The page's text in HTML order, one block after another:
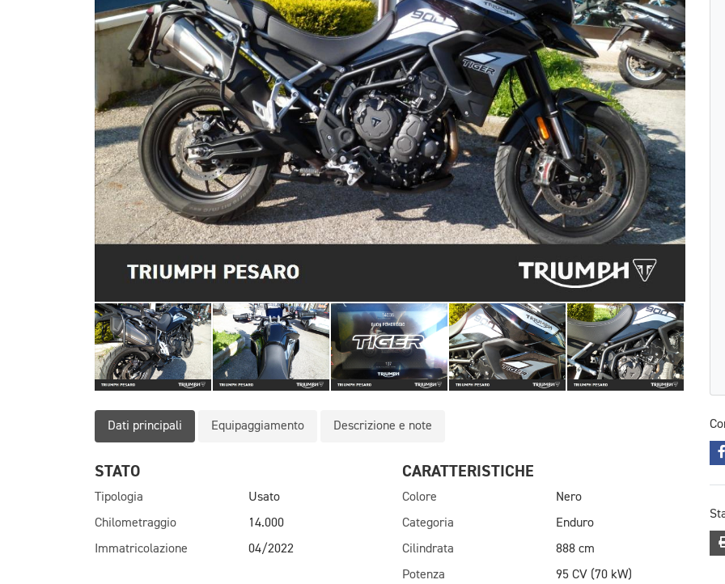
Dati principali Equipaggiamento Descrizione e note
STATO
Tipologia
Usato
Chilometraggio
14.000
Immatricolazione
04/2022
CARATTERISTICHE
Colore
Nero
Categoria
Enduro
Cilindrata
888 cm
Potenza
95 CV (70 kW)